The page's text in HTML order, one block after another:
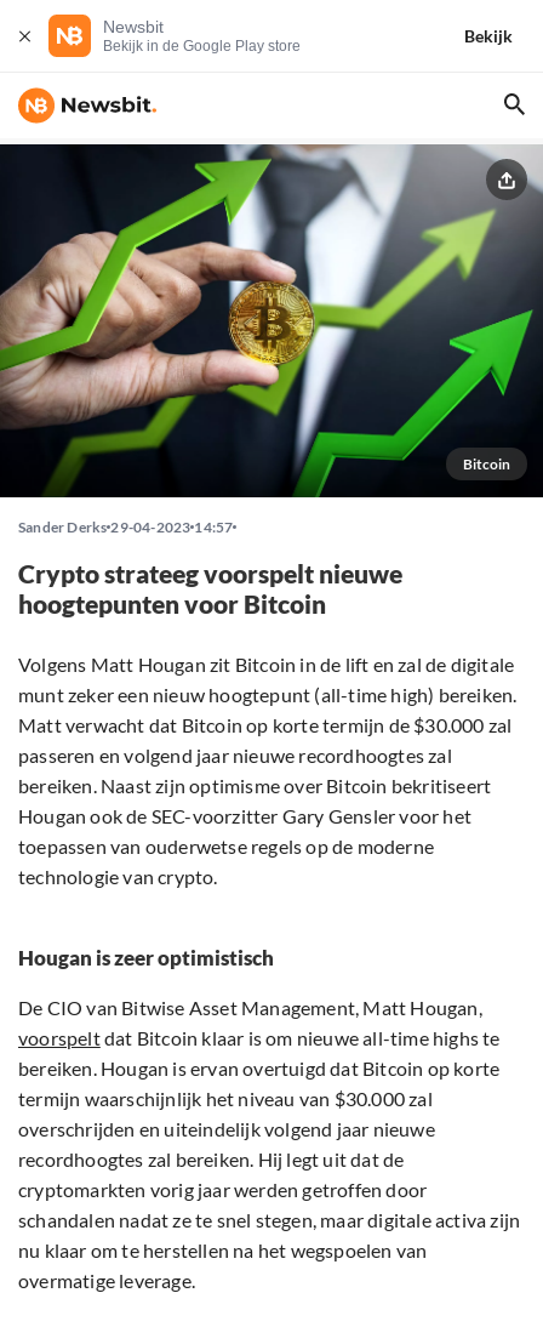
Newsbit
Bekijk in de Google Play store
Bekijk
Bitcoin
Sander Derks 29-04-2023 14:57
Crypto strateeg voorspelt nieuwe
hoogtepunten voor Bitcoin
Volgens Matt Hougan zit Bitcoin in de lift en zal de digitale
munt zeker een nieuw hoogtepunt (all-time high) bereiken.
Matt verwacht dat Bitcoin op korte termijn de $30.000 zal
passeren en volgend jaar nieuwe recordhoogtes zal
bereiken. Naast zijn optimisme over Bitcoin bekritiseert
Hougan ook de SEC-voorzitter Gary Gensler voor het
toepassen van ouderwetse regels op de moderne
technologie van crypto.
Hougan is zeer optimistisch
De CIO van Bitwise Asset Management, Matt Hougan,
voorspeltdat Bitcoin klaar is om nieuwe all-time highs te
bereiken. Hougan is ervan overtuigd dat Bitcoin op korte
termijn waarschijnlijk het niveau van $30.000 zal
overschrijden en uiteindelijk volgend jaar nieuwe
recordhoogtes zal bereiken. Hij legt uit dat de
cryptomarkten vorig jaar werden getroffen door
schandalen nadat ze te snel stegen, maar digitale activa zijn
nu klaar om te herstellen na het wegspoelen van
overmatige leverage.